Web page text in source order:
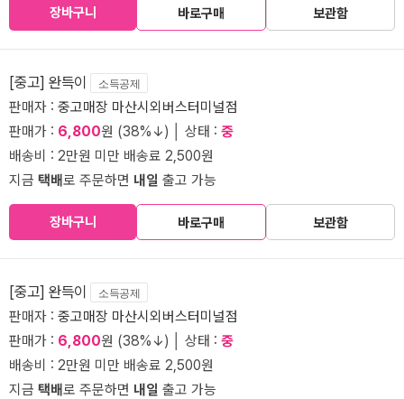
장바구니 바로구매 보관함
[중고] 완득이 소득공제
판매자 : 중고매장 마산시외버스터미널점
판매가 : 6,800원 (38%↓) │ 상태 : 중
배송비 : 2만원 미만 배송료 2,500원
지금 택배로 주문하면 내일 출고 가능
장바구니 바로구매 보관함
[중고] 완득이 소득공제
판매자 : 중고매장 마산시외버스터미널점
판매가 : 6,800원 (38%↓) │ 상태 : 중
배송비 : 2만원 미만 배송료 2,500원
지금 택배로 주문하면 내일 출고 가능